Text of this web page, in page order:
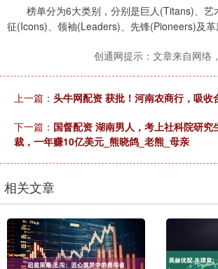
榜单分为6大类别，分别是巨人(Titans)、艺
征(Icons)、领袖(Leaders)、先锋(Pioneers)及革
创通网提示：文章来自网络
上一篇： 头牛网配资 获批！河南农商行，吸收
下一篇： 国督配资 湖南男人，考上社科院研究
裁，一年赚10亿美元_熊晓鸽_老熊_母亲
相关文章